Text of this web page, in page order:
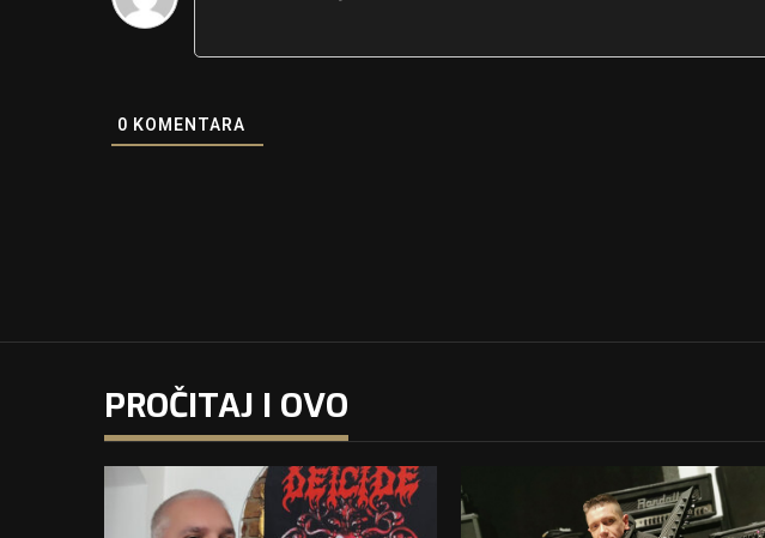
0 KOMENTARA
PROČITAJ I OVO